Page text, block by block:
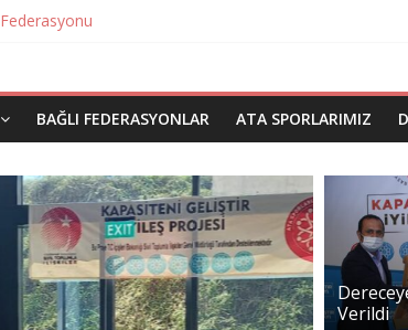
BAĞLI FEDERASYONLAR ATA SPORLARIMIZ
Verildi